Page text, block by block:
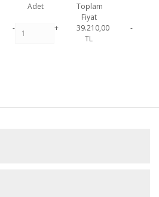
Adet
Toplam
Fiyat
- +
39.210,00
TL
-